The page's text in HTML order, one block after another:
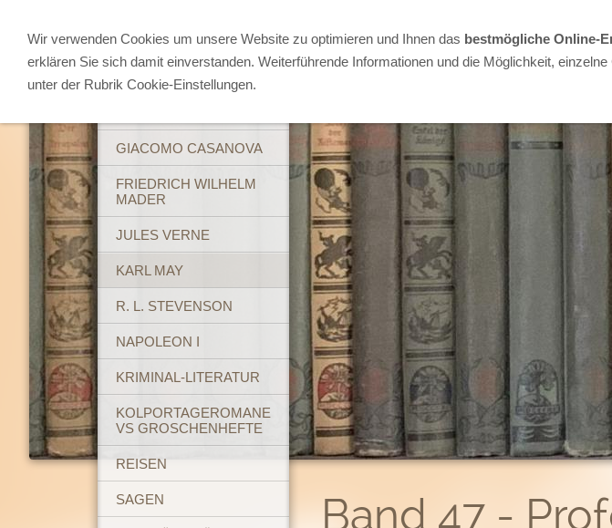
ABENTEUERBÜCHER
GIACOMO CASANOVA
FRIEDRICH WILHELM
MADER
JULES VERNE
KARL MAY
R. L. STEVENSON
NAPOLEON I
KRIMINAL-LITERATUR
KOLPORTAGEROMANE
VS GROSCHENHEFTE
REISEN
SAGEN Band 47 -
Wir verwenden Cookies um unsere Website zu optimieren und Ihnen das bestmögliche Online-
erklären Sie sich damit einverstanden. Weiterführende Informationen und die Möglichkeit,
unter der Rubrik Cookie-Einstellungen.